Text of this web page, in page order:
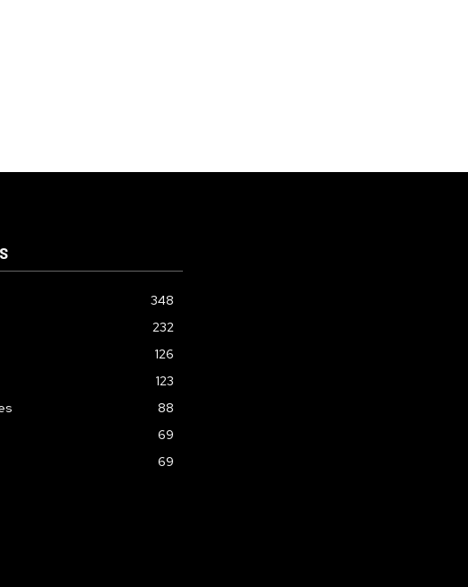
348
232
126
123
88
69
69